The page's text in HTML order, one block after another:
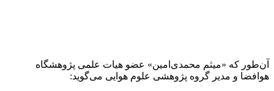
آن‌طور که «میثم محمدی‌امین» عضو هیات علمی پژوهشگاه
هوافضا و مدیر گروه پژوهشی علوم هوایی می‌گوید: